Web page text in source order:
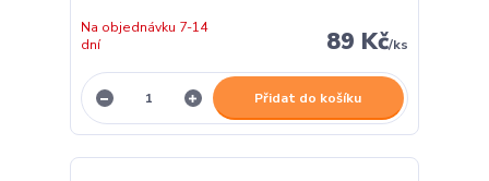
89 Kč/ks
Na objednávku 7-14
dní
Přidat do košíku